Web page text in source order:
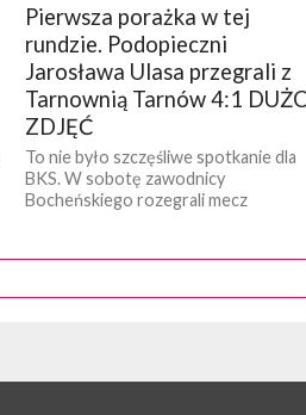
Pierwsza porażka w tej
rundzie. Podopieczni
Jarosława Ulasa przegrali z
Tarnownią Tarnów 4:1
ZDJĘĆ
To nie było szczęśliwe spotkanie dla
BKS. W sobotę zawodnicy
Bocheńskiego rozegrali mecz